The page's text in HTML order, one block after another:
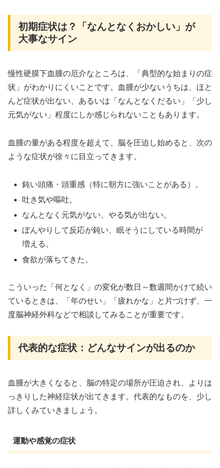
初期症状は？「なんとなくおかしい」が
大事なサイン
慢性硬膜下血腫の厄介なところは、「典型的な始まりの症
状」がわかりにくいことです。血腫が少ないうちは、ほと
んど症状が出ない、あるいは「なんとなくだるい」「少し
元気がない」程度にしか感じられないこともあります。
血腫の量がある程度を超えて、脳を圧迫し始めると、次の
ような症状が徐々に目立ってきます。
鈍い頭痛・頭重感（特に朝方に強いことがある）。
吐き気や嘔吐。
なんとなく元気がない、やる気が出ない。
ぼんやりして反応が鈍い、眠そうにしている時間が
増える。
食欲が落ちてきた。
こういった「何となく」の変化が数日～数週間かけて続い
ているときは、「年のせい」「疲れかな」と片づけず、一
度脳神経外科などで相談してみることが重要です。
代表的な症状：どんなサインが出るのか
血腫が大きくなると、脳の特定の場所が圧迫され、よりは
っきりした神経症状が出てきます。代表的なものを、少し
詳しくみていきましょう。
運動や感覚の症状